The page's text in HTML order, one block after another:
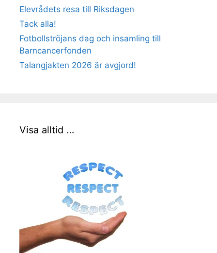
Elevrådets resa till Riksdagen
Tack alla!
Fotbollströjans dag och insamling till
Barncancerfonden
Talangjakten 2026 är avgjord!
Visa alltid …